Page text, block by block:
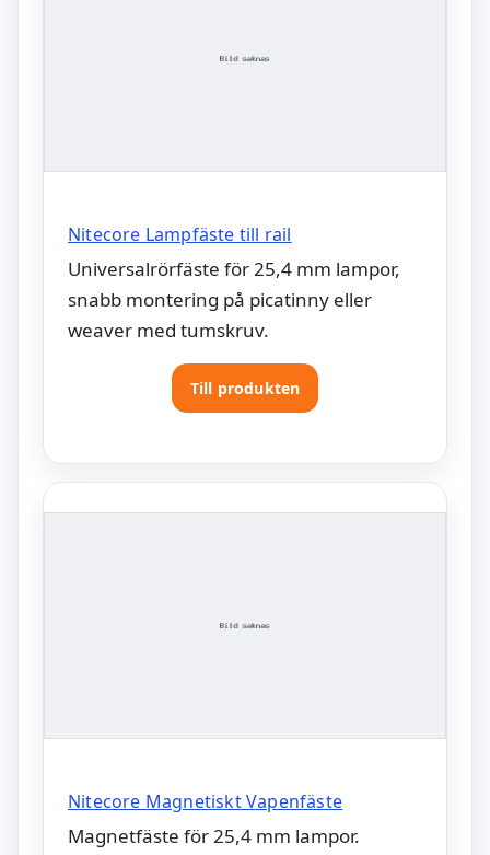
Nitecore Lampfäste till rail
Universalrörfäste för 25,4 mm lampor,
snabb montering på picatinny eller
weaver med tumskruv.
Till produkten
Nitecore Magnetiskt Vapenfäste
Magnetfäste för 25,4 mm lampor.